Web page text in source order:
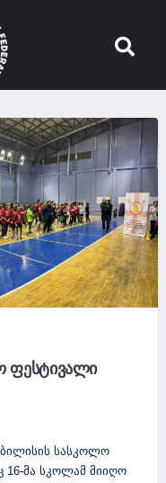
ᲤᲔᲡᲢᲘᲕᲐᲚᲘ
სასკოლო
16-მა სკოლამ მიიღო